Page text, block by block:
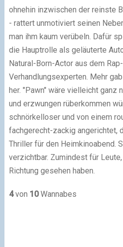
ohnehin inzwischen der reinste
- rattert unmotiviert seinen
man ihm kaum verübeln. Dafür
die Hauptrolle als geläuterte
Natural-Born-Actor aus dem
Verhandlungsexperten. Mehr
her. "Pawn" wäre vielleicht ganz
und erzwungen rüberkommen
schnörkelloser und von einem
fachgerecht-zackig angerichtet,
Thriller für den Heimkinoabend.
verzichtbar. Zumindest für
Richtung gesehen haben.
4von 10Wannabes